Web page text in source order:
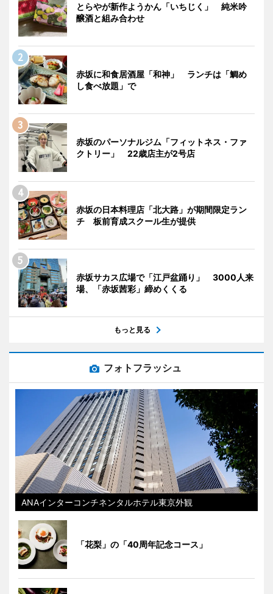
とらやが新作ようかん「いちじく」 純米吟
醸酒と組み合わせ
赤坂に和食居酒屋「和神」 ランチは「鯛め
し食べ放題」で
赤坂のパーソナルジム「フィットネス・ファ
クトリー」 22歳店主が2号店
赤坂の日本料理店「北大路」が期間限定ラン
チ 板前育成スクール生が提供
赤坂サカス広場で「江戸盆踊り」 3000人来
場、「赤坂茜彩」締めくくる
もっと見る
フォトフラッシュ
ANAインターコンチネンタルホテル東京外観
「花梨」の「40周年記念コース」